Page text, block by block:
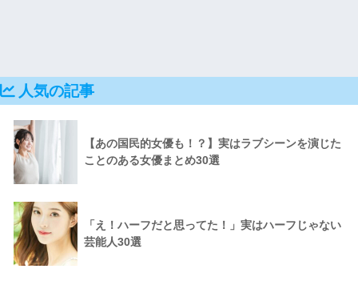
人気の記事
【あの国民的女優も！？】実はラブシーンを演じた
ことのある女優まとめ30選
「え！ハーフだと思ってた！」実はハーフじゃない
芸能人30選